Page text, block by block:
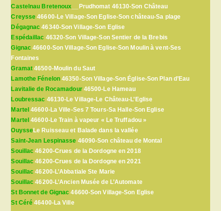
Castelnau Bretenoux __Prudhomat 46130-Son Château
Creysse 46600-Le Village-Son Eglise-Son château-Sa plage
Dégagnac 46340-Son Village-Son Eglise
Espédaillac 46320-Son Village-Son Sentier de la Brebis
Gignac 46600-Son Village-Son Eglise-Son Moulin à vent-Ses
Fontaines
Gramat 46500-Moulin du Saut
Lamothe Fénelon46350-Son Village-Son Église-Son Plan d’Eau
Lavitalie de Rocamadour46500-Le Hameau
Loubressac 46130-Le Village-Le Château-L’Eglise
Martel 46600-La Ville-Ses 7 Tours-Sa Halle-Son Eglise
Martel 46600-Le Train à vapeur « Le Truffadou »
OuysseLe Ruisseau et Balade dans la vallée
Saint-Jean Lespinasse 46090-Son château de Montal
Souillac 46200-Crues de la Dordogne en 2018
Souillac 46200-Crues de la Dordogne en 2021
Souillac 46200-L’Abbatiale Ste Marie
Souillac 46200-L’Ancien Musée de L’Automate
St Bonnet de Gignac 46600-Son Village-Son Eglise
St Céré 46400-La Ville